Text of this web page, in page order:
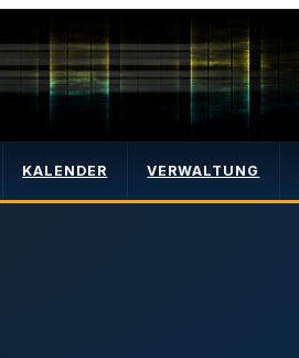
KALENDER VERWALTUNG